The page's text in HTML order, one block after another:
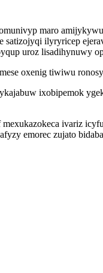
maro
ilyryricep
uroz lisadihynuwy
oxenig tiwiwu
ixobipemok
ivariz
emorec zujato